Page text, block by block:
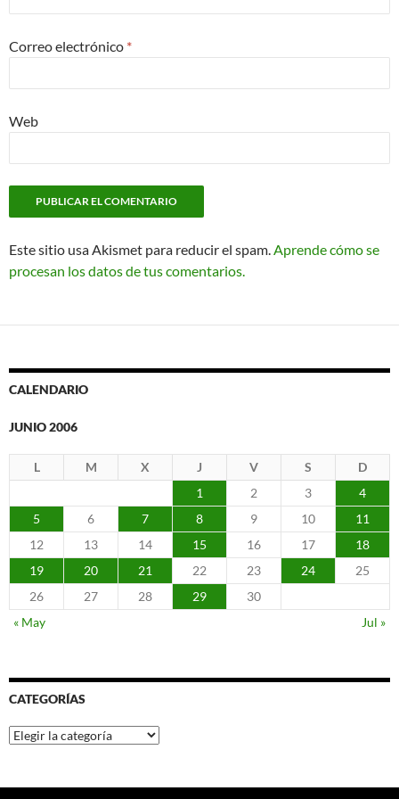
Correo electrónico *
Web
Este sitio usa Akismet para reducir el spam.Aprende cómo se
procesan los datos de tus comentarios.
CALENDARIO
JUNIO 2006
L M X J V S
D
1
2 3
4
5
6 7 8 9 10
11
12
13 14 15 16 17
18
19
20 21 22 23 24
25
26
27 28 29
30
« May
Jul »
CATEGORÍAS
Categorías